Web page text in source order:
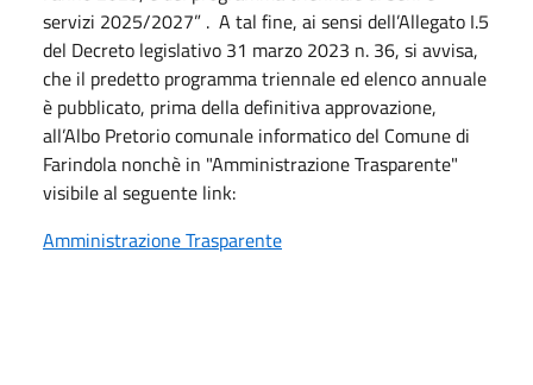
servizi 2025/2027” . A tal fine, ai sensi dell’Allegato I.5
del Decreto legislativo 31 marzo 2023 n. 36, si avvisa,
che il predetto programma triennale ed elenco annuale
è pubblicato, prima della definitiva approvazione,
all’Albo Pretorio comunale informatico del Comune di
Farindola nonchè in "Amministrazione Trasparente"
visibile al seguente link:
Amministrazione Trasparente